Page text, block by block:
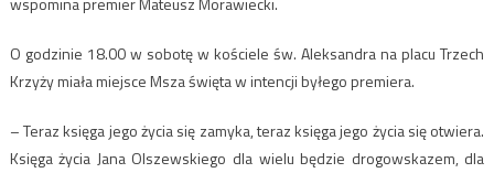
O godzinie 18.00 w sobotę w kościele św. Aleksandra na placu Trzech
Krzyży miała miejsce Msza święta w intencji byłego premiera.
– Teraz księga jego życia się zamyka, teraz księga jego życia się otwiera.
Księga życia Jana Olszewskiego dla wielu będzie drogowskazem, dla